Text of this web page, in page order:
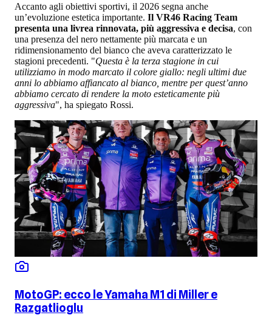
Accanto agli obiettivi sportivi, il 2026 segna anche
un’evoluzione estetica importante. Il VR46 Racing Team
presenta una livrea rinnovata, più aggressiva e decisa, con
una presenza del nero nettamente più marcata e un
ridimensionamento del bianco che aveva caratterizzato le
stagioni precedenti. "Questa è la terza stagione in cui
utilizziamo in modo marcato il colore giallo: negli ultimi due
anni lo abbiamo affiancato al bianco, mentre per quest’anno
abbiamo cercato di rendere la moto esteticamente più
aggressiva", ha spiegato Rossi.
MotoGP: ecco le Yamaha M1 di Miller e
Razgatlioglu